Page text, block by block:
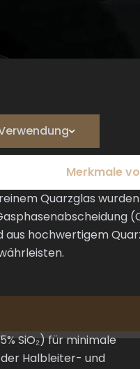
Merkmale
Quarzglas
aus hochwertigem
SiO₂) für minimale
Halbleiter- und